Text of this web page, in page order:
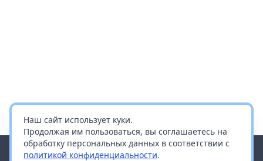
Наш сайт использует куки.
Продолжая им пользоваться, вы соглашаетесь на
обработку персональных данных в соответствии с
политикой конфиденциальности.